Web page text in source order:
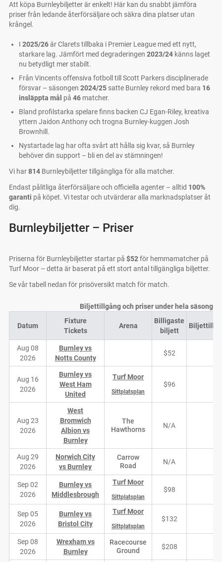
Att köpa Burnleybiljetter är enkelt! Här kan du snabbt jämföra
priser från ledande återförsäljare och säkra dina platser utan
krångel.
I 2025/26är Clarets tillbaka i Premier League med ett nytt,
starkare lag. Jämfört med degraderingen 2023/24 känns laget
nu betydligt mer stabilt.
Från Vincents offensiva fotboll till Scott Parkers disciplinerade
försvar – säsongen 2024/25 satte Burnley rekord med bara 16
insläppta mål på 46 matcher.
Bland profilstarka spelare finns backen CJ Egan-Riley, kreativa
yttern Jaidon Anthony och trogna Burnley-kuggen Josh
Brownhill.
Nystartade lag har ofta svårt att hålla sig kvar, så Burnley
behöver din support – bli en del av stämningen!
Vi har814 Burnleybiljetter tillgängliga för alla matcher.
Endast pålitliga återförsäljare och officiella agenter – alltid 100%
garanti på köpet. Vi testar och utvärderar alla marknadsplatser åt
dig.
Burnleybiljetter – Priser
Priserna för Burnleybiljetter startar på $52för hemmamatcher på
Turf Moor – detta är baserat på ett stort antal tillgängliga biljetter.
Se vår tabell nedan för prisöversikt match för match.
Biljettillgång och priser under hela säsongen
Datum
Fixture
Tickets
Arena
Billigaste
biljett
Aug 08
2026
Burnley vs
Notts County
$52
Aug 16
2026
Burnley vs
West Ham
United
Turf Moor
Sittplatsplan
$96
Aug 23
2026
West
Bromwich
Albion vs
Burnley
The
Hawthorns
N/A
Aug 29
2026
Norwich City
vs Burnley
Carrow
Road
N/A
Sep 02
2026
Burnley vs
Middlesbrough
Turf Moor
Sittplatsplan
$98
Sep 05
2026
Burnley vs
Bristol City
Turf Moor
Sittplatsplan
$132
Sep 08
2026
Wrexham vs
Burnley
Racecourse
Ground
$208